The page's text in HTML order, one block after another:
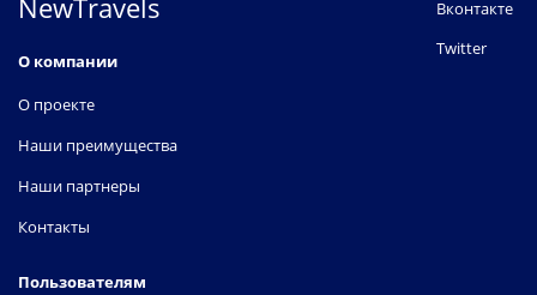
NewTravels
О компании
О проекте
Наши преимущества
Наши партнеры
Контакты
Пользователям
Вконтакте
Twitter